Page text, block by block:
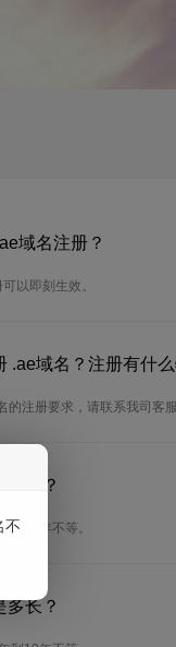
域名注册？
以即刻生效。
.ae域名？注册有什
的注册要求，请联系我司客服
多长？
到10年不等。
多长？
不